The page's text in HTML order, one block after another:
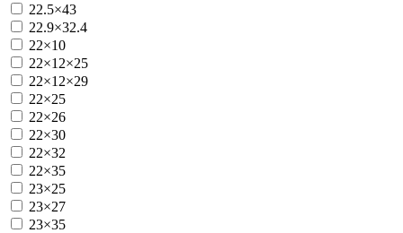
22.5×43
22.9×32.4
22×10
22×12×25
22×12×29
22×25
22×26
22×30
22×32
22×35
23×25
23×27
23×35